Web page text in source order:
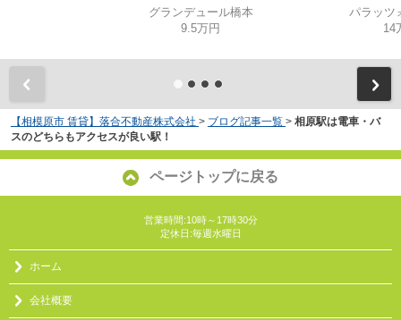
グランデュール橋本
9.5万円
パラッ
14
【相模原市 賃貸】落合不動産株式会社 > ブログ記事一覧 > 相原駅は電車・バ
スのどちらもアクセスが良い駅！
ページトップに戻る
営業時間:10時～17時30分
定休日:毎週水曜日
ホーム
会社概要